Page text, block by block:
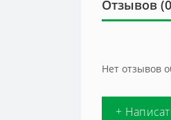
Отзывов
Нет отзывов
+